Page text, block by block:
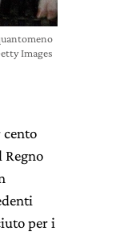
Images
cento
Regno
per i